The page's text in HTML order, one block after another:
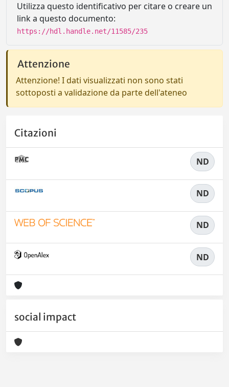
Utilizza questo identificativo per citare o creare un
link a questo documento:
https://hdl.handle.net/11585/235
Attenzione
Attenzione! I dati visualizzati non sono stati
sottoposti a validazione da parte dell'ateneo
Citazioni
ND
ND
ND
ND
social impact